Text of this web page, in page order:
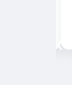
‹